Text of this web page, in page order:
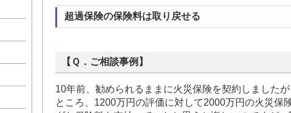
超過保険の保険料は取り戻せる
【Ｑ．ご相談事例】
10年前、勧められるままに火災保険を契約しました
ところ、1200万円の評価に対して2000万円の火災保